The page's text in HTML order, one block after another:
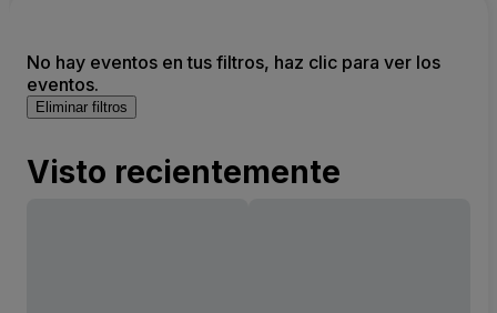
No hay eventos en tus filtros, haz clic para ver los
eventos.
Eliminar filtros
Visto recientemente